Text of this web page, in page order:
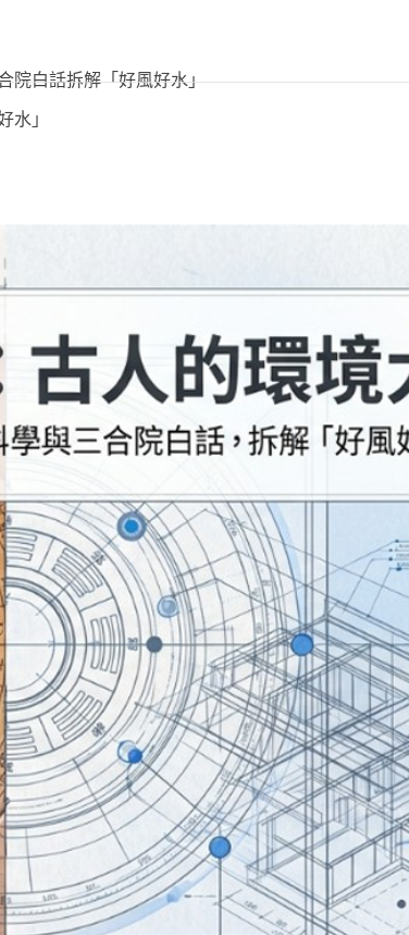
院白話拆解「好風好水」
水」